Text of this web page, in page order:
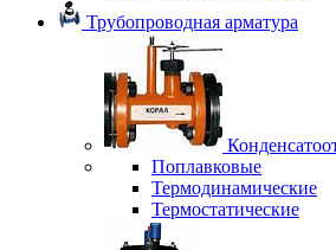
Трубопроводная арматура
Поплавковые
Термодинамические
Термостатические